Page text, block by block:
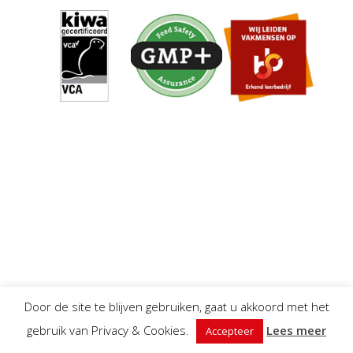
Door de site te blijven gebruiken, gaat u akkoord met het
gebruik van Privacy & Cookies.
Accepteer Lees meer